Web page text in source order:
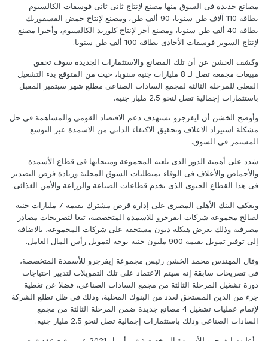
مصانع جديدة فى السوق منها مصنع لإنتاج ثانى ثانى فوسفات الكالسيوم
بطاقة 110 آلاف طن سنويا، 90 ألف طن، ومصنع لإنتاج حمض الفسفوريك
بطاقة 40 ألف طن سنويا، ومصنع آخر لإنتاج كلوريد الكالسيوم، وأخيرا مصنع
لإنتاج السوبر فوسفات الأحادى بطاقة 100 ألف طن سنويا.
وكشف الخشن عن أن تلك المصانع والاستثمارات الجديدة سوف تحقق
مبيعات مجمعة تصل لـ 8 مليارات جنيه سنويا، حيث من المتوقع بدء التشغيل
الفعلى للمرحلة الثالثة لمجمع السادات الصناعى مطلع شهر سبتمبر المقبل
باستثمارات إجمالية تصل لنحو 2.5 مليار جنيه.
وأوضح الخشن أن ايفرجرو تستهدف دعم الاقتصاد القومى والمساهمة فى حل
مشكلة استيراد الاعلاف وتحقيق الاكتفاء الذاتى من الاسمدة عبر التوسع
المستمر فى السوق.
شدد على أهمية الدور الذى تلعبه المجموعة ومنتجاتها فى قطاع الأسمدة
والأحماض والأعلاف فى الوفاء بمتطلبات السوق المحلية وزيادة فرص التصدير
فى هذا القطاع الحيوى الذى يخدم قطاعات الصناعة والزراعة والأمن الغذائى.
ويعكف البنك الأهلى المصرى على إدارة قرض مشترك بقيمة 7 مليارات جنيه
لصالح مجموعة شركات ايفرجرو للاسمدة المتخصصة، تبعا لتصريحات مصادر
مصرفية وذلك بغرض هيكلة ديون مستحقة على شركات المجموعة، بالاضافة
إلى توفير تمويل بقيمة 900 مليون جنيه يوجه لتمويل رأس المال العامل.
وقال المهندس محمد الخشن رئيس مجموعة إيفرجرو للأسمدة المتخصصة،
فى تصريحات سابقة إنه سيتم الاعتماد على تلك التمويلات لتدبير احتياجات
دورة تشغيل المرحلة الثالثة من مجمع السادات الصناعى، فضلا عن تغطية
جزء من الدين المستحق لعدد من البنوك المحلية، وذلك فى ظل تطلع الشركة
لإتمام عمليات تشغيل 4 مصانع جديدة ضمن المرحلة الثالثة من مجمع
السادات الصناعى وذلك باستثمارات إجمالية تصل لنحو 2.5 مليار جنيه.